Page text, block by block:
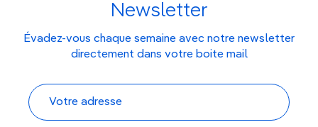
Newsletter
Évadez-vous chaque semaine avec notre newsletter
directement dans votre boite mail